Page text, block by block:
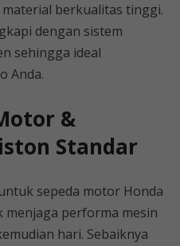
berkualitas tinggi.
dengan sistem
sehingga ideal
Anda.
&
Standar
sepeda motor Honda
performa mesin
hari. Sebaiknya